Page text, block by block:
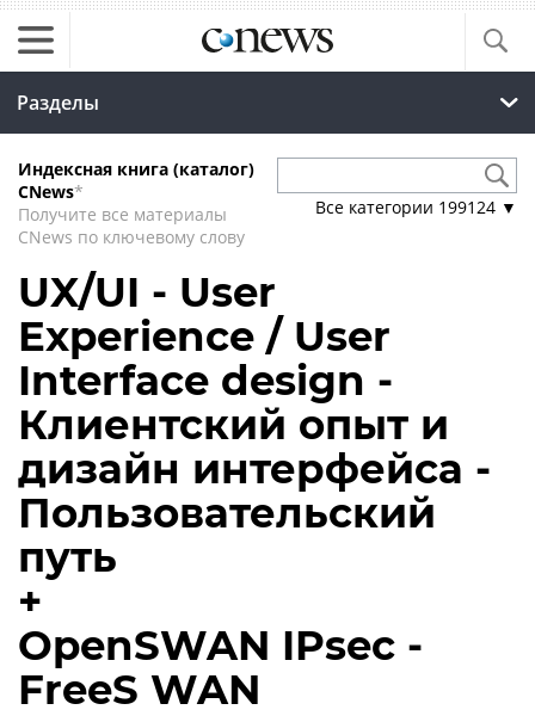
Разделы
Индексная книга (каталог)
CNews*
Получите все материалы
CNews по ключевому слову
Все категории 199124 ▼
UX/UI - User
Experience / User
Interface design -
Клиентский опыт и
дизайн интерфейса -
Пользовательский
путь
+
OpenSWAN IPsec -
FreeS WAN